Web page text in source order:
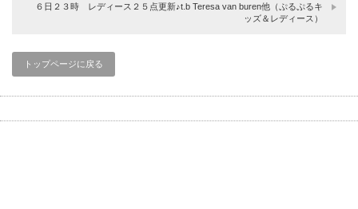
６日２３時 レディース２５点更新♪t.b Teresa van buren他（ぷるぷるキ
ッズ＆レディース）
トップページに戻る